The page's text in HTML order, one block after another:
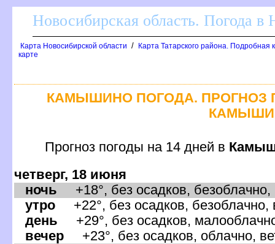
Новосибирская область. Погода в
Карта Новосибирской области /
Карта Татарского района. Подробная
карте
КАМЫШИНО ПОГОДА. ПРОГНОЗ
Прогноз погоды на 14 дней
четверг, 18 июня
ночь +18°, без осадков, безоблачно,
утро +22°, без осадков, безоблачно,
день +29°, без осадков,
ечер +23°, без осадков, облачно,